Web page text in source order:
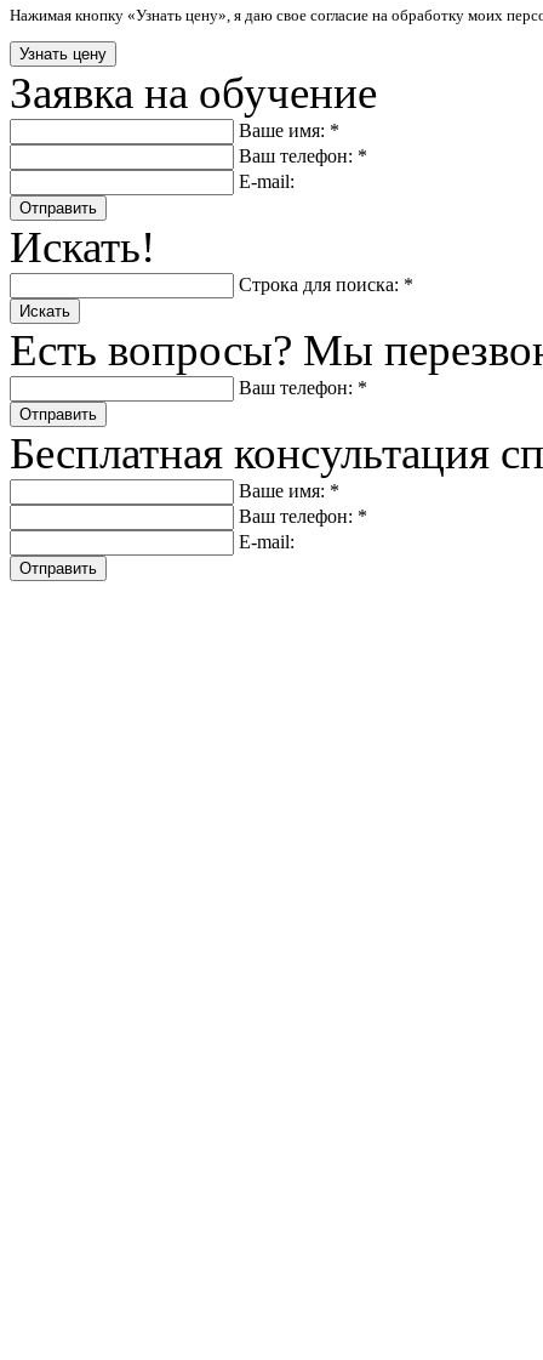
Нажимая кнопку «Узнать цену», я даю свое согласие на обработку моих
Заявка на обучение
Ваше имя: *
Ваш телефон: *
E-mail:
Отправить
Искать!
Строка для поиска: *
Искать
Есть вопросы? Мы
Ваш телефон: *
Отправить
Бесплатная консультация
Ваше имя: *
Ваш телефон: *
E-mail:
Отправить